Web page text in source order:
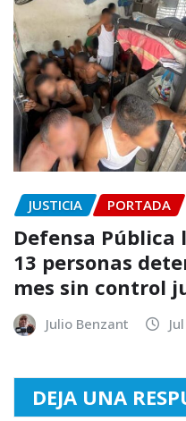
JUSTICIA PORTADA
Defensa
13 personas
mes sin control
Julio Benzant
DEJA UNA